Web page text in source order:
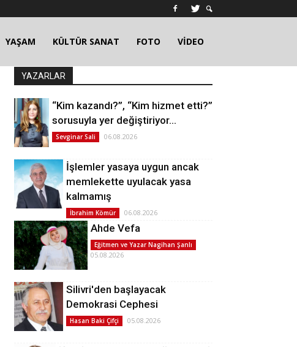
YAŞAM KÜLTÜR SANAT FOTO VİDEO
YAZARLAR
“Kim kazandı?”, “Kim hizmet etti?”
sorusuyla yer değiştiriyor…
Sevginar Sali 06.08.2026
İşlemler yasaya uygun ancak
memlekette uyulacak yasa
kalmamış
İbrahim Kömür 06.08.2026
Ahde Vefa
Eğitmen ve Yazar Nagihan Şanlı
05.08.2026
Silivri'den başlayacak
Demokrasi Cephesi
Hasan Baki Çifçi 05.08.2026